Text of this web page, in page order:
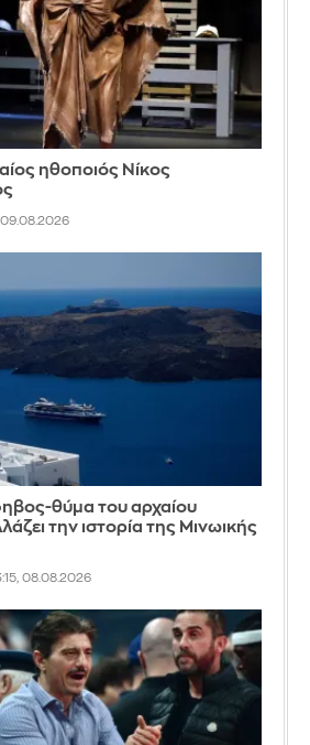
ηθοποιός Νίκος
θύμα του αρχαίου
την ιστορία της Μινωικής
08.08.2026